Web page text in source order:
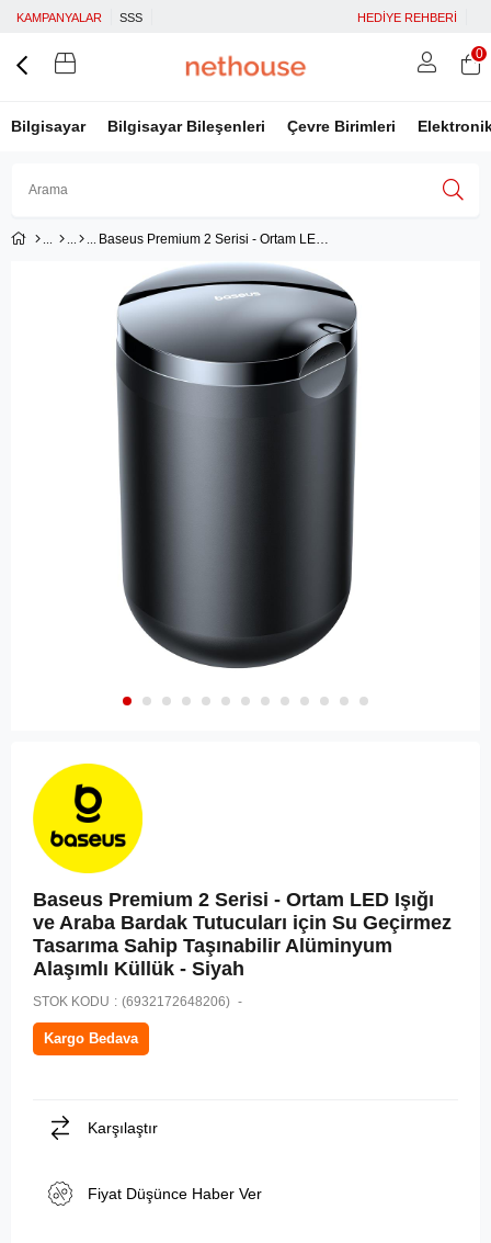
KAMPANYALAR SSS HEDİYE REHBERİ
Bilgisayar Bilgisayar Bileşenleri Çevre Birimleri
Google İle Bağlan
0
Baseus Premium 2 Serisi - Ortam LED Işığı ve Araba Bardak Tutucuları için Su Geçirmez Tasarıma Sahip Taşınabilir Alüminyum Alaşımlı Küllük - Siyah
Baseus Premium 2 Serisi - Ortam LED Işığı
ve Araba Bardak Tutucuları için Su Geçirmez
Tasarıma Sahip Taşınabilir Alüminyum
Alaşımlı Küllük - Siyah
STOK KODU (6932172648206)
Kargo Bedava
Karşılaştır
Fiyat Düşünce Haber Ver